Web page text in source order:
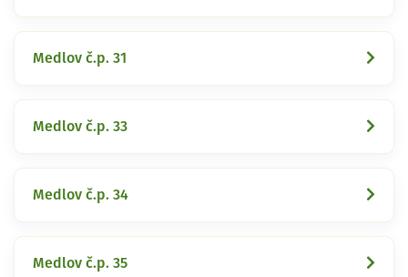
Medlov č.p. 31
Medlov č.p. 33
Medlov č.p. 34
Medlov č.p. 35